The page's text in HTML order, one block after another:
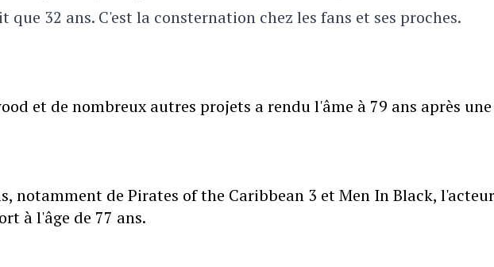
que 32 ans. C'est la consternation chez les fans et ses proches.
et de nombreux autres projets a rendu l'âme à 79 ans après une
notamment de Pirates of the Caribbean 3 et Men In Black, l'acteur
à l'âge de 77 ans.